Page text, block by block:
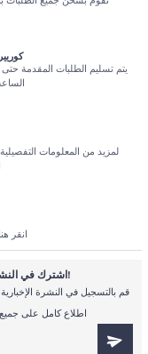
الساعة 18:00 مساءً. انقر هنا
لمزيد من المعلومات
انقر
اشترك في النشرة الإخبارية الإلكترونية، لا تفوت الفرص!
قم بالتسجيل في النشرة
اطلاع كامل على جميع